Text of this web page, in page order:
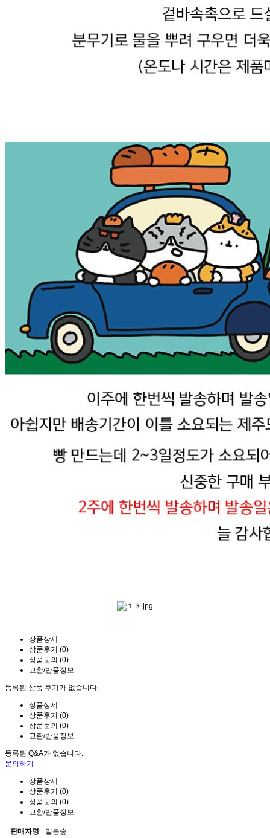
상품상세
상품후기 (0)
상품문의 (0)
교환/반품정보
등록된 상품 후기가 없습니다.
상품상세
상품후기 (0)
상품문의 (0)
교환/반품정보
등록된 Q&A가 없습니다.
문의하기
상품상세
상품후기 (0)
상품문의 (0)
교환/반품정보
판매자명
밀봄숲